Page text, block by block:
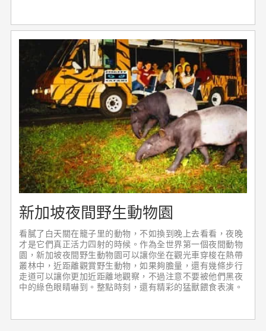
新加坡夜間野生動物園
看膩了白天關在籠子里的動物，不如換到晚上去看看，夜晚
才是它們真正活力四射的時候。作為全世界第一個夜間動物
園，新加坡夜間野生動物園可以讓你坐在觀光車穿梭在熱帶
叢林中，近距離觀賞野生動物，如果夠膽量，還有幾條步行
走道可以讓你更加近距離地觀察，不過注意不要被他們黑夜
中的綠色眼睛嚇到。整點時刻，還有精彩的猛獸餵食表演。